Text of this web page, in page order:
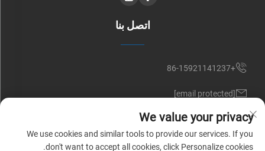
اتصل بنا
+86-15921141237
[email protected]
RM 602, NO. 1509, CAOAN ROAD, SHANGHAI, CHINA
We value your privacy
We use cookies and similar tools to provide our services. If you
don't want to accept all cookies, click Personalize cookies.